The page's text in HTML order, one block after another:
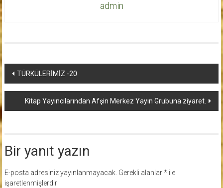
admin
Yazı
dolaşımı
TÜRKÜLERİMİZ -20
Kitap Yayıncılarından Afşin Merkez Yayın Grubuna ziyaret.
Bir yanıt yazın
E-posta adresiniz yayınlanmayacak. Gerekli alanlar*ile
işaretlenmişlerdir